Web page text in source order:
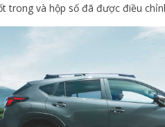
trong và hộp số đã được điều